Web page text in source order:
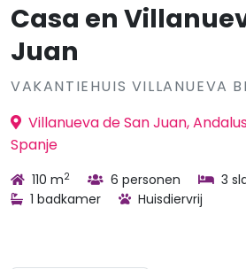
Casa en
Juan
VAKANTIEHUIS VILLANUEVA
Villanueva de San Juan,
Spanje
110 m2 6 personen
3
1 badkamer
Huisdiervrij